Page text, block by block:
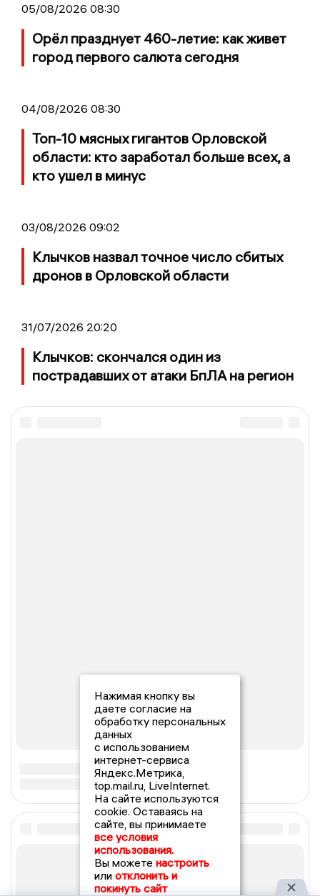
05/08/2026 08:30
Орёл празднует 460-летие: как живет
город первого салюта сегодня
04/08/2026 08:30
Топ-10 мясных гигантов Орловской
области: кто заработал больше всех, а
кто ушел в минус
03/08/2026 09:02
Клычков назвал точное число сбитых
дронов в Орловской области
31/07/2026 20:20
Клычков: скончался один из
пострадавших от атаки БпЛА на регион
Нажимая кнопку вы
даете согласие на
обработку персональных
данных
с использованием
интернет-сервиса
Яндекс.Метрика,
top.mail.ru, LiveInternet.
На сайте используются
cookie. Оставаясь на
сайте, вы принимаете
все условия
использования.
Вы можете настроить
или отклонить и
покинуть сайт